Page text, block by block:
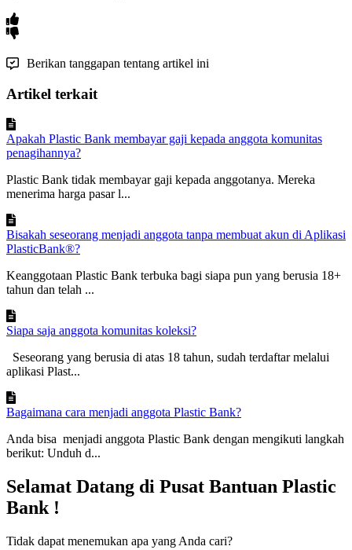
Berikan tanggapan tentang artikel ini
Artikel terkait
Apakah Plastic Bank membayar gaji kepada anggota komunitas
penagihannya?
Plastic Bank tidak membayar gaji kepada anggotanya. Mereka
menerima harga pasar l...
Bisakah seseorang menjadi anggota tanpa membuat akun di Aplikasi
PlasticBank®?
Keanggotaan Plastic Bank terbuka bagi siapa pun yang berusia 18+
tahun dan telah ...
Siapa saja anggota komunitas koleksi?
Seseorang yang berusia di atas 18 tahun, sudah terdaftar melalui
aplikasi Plast...
Bagaimana cara menjadi anggota Plastic Bank?
Anda bisa menjadi anggota Plastic Bank dengan mengikuti langkah
berikut: Unduh d...
Selamat Datang di Pusat Bantuan Plastic
Bank !
Tidak dapat menemukan apa yang Anda cari?